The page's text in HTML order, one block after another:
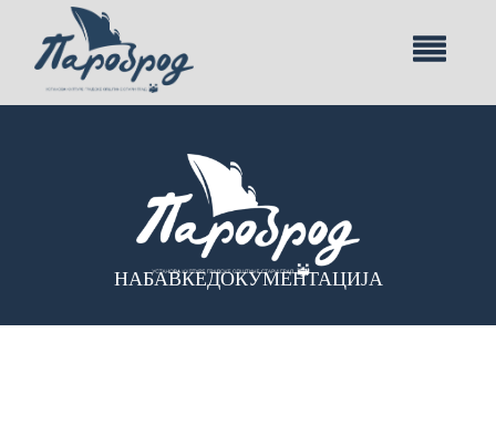
НАБАВКЕДОКУМЕНТАЦИЈА